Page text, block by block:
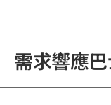
需求響應